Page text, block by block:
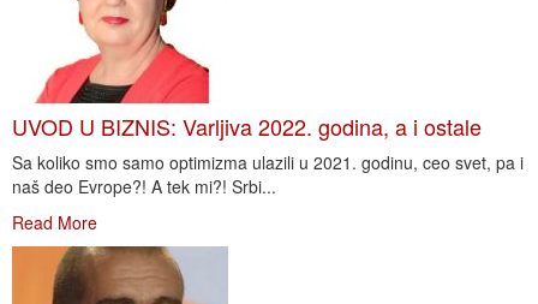
UVOD U BIZNIS: Varljiva 2022. godina, a i ostale
Sa koliko smo samo optimizma ulazili u 2021. godinu, ceo svet, pa i
naš deo Evrope?! A tek mi?! Srbi...
Read More